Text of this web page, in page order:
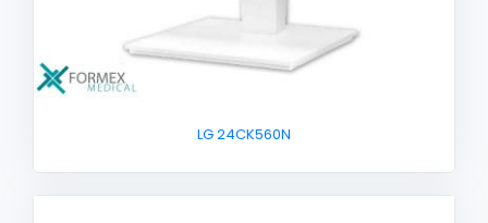
LG 24CK560N